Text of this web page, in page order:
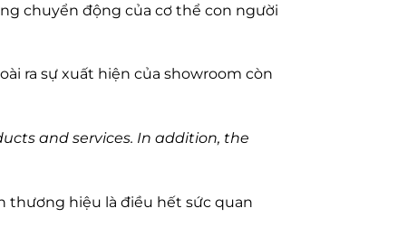
chuyển động của cơ thể con người
ra sự xuất hiện của showroom còn
and services. In addition, the
thương hiệu là điều hết sức quan